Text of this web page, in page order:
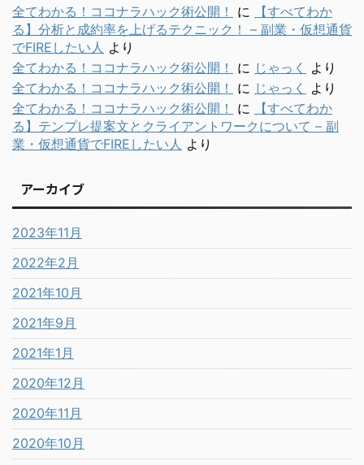
全てわかる！ココナラハック術公開！
に
【すべてわか
る】分析と成約率を上げるテクニック！ – 副業・仮想通貨
でFIREしたい人 より
全てわかる！ココナラハック術公開！
に じゃっく
より
全てわかる！ココナラハック術公開！
に じゃっく
より
全てわかる！ココナラハック術公開！
に
【すべてわか
る】テンプレ提案文とクライアントワークについて – 副
業・仮想通貨でFIREしたい人 より
アーカイブ
2023年11月
2022年2月
2021年10月
2021年9月
2021年1月
2020年12月
2020年11月
2020年10月